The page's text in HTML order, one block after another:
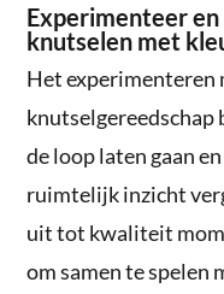
Experimenteer en
knutselen met
Het experimenteren
knutselgereedschap
de loop laten gaan
ruimtelijk inzicht
uit tot kwaliteit
om samen te spelen